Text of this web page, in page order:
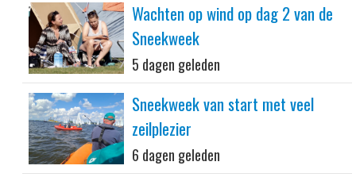
Wachten op wind op dag 2 van de
Sneekweek
5 dagen geleden
Sneekweek van start met veel
zeilplezier
6 dagen geleden